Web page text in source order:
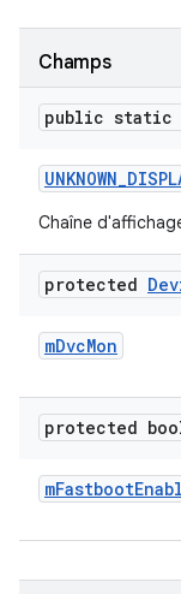
Champs
public
UNKNOWN_
Chaîne
protected
mDvcMon
protected
mFastboot